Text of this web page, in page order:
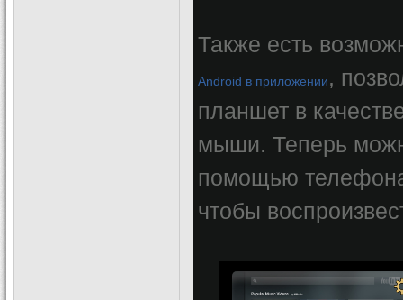
Также есть
Android в приложении,
планшет в
мыши. Теперь
помощью
чтобы